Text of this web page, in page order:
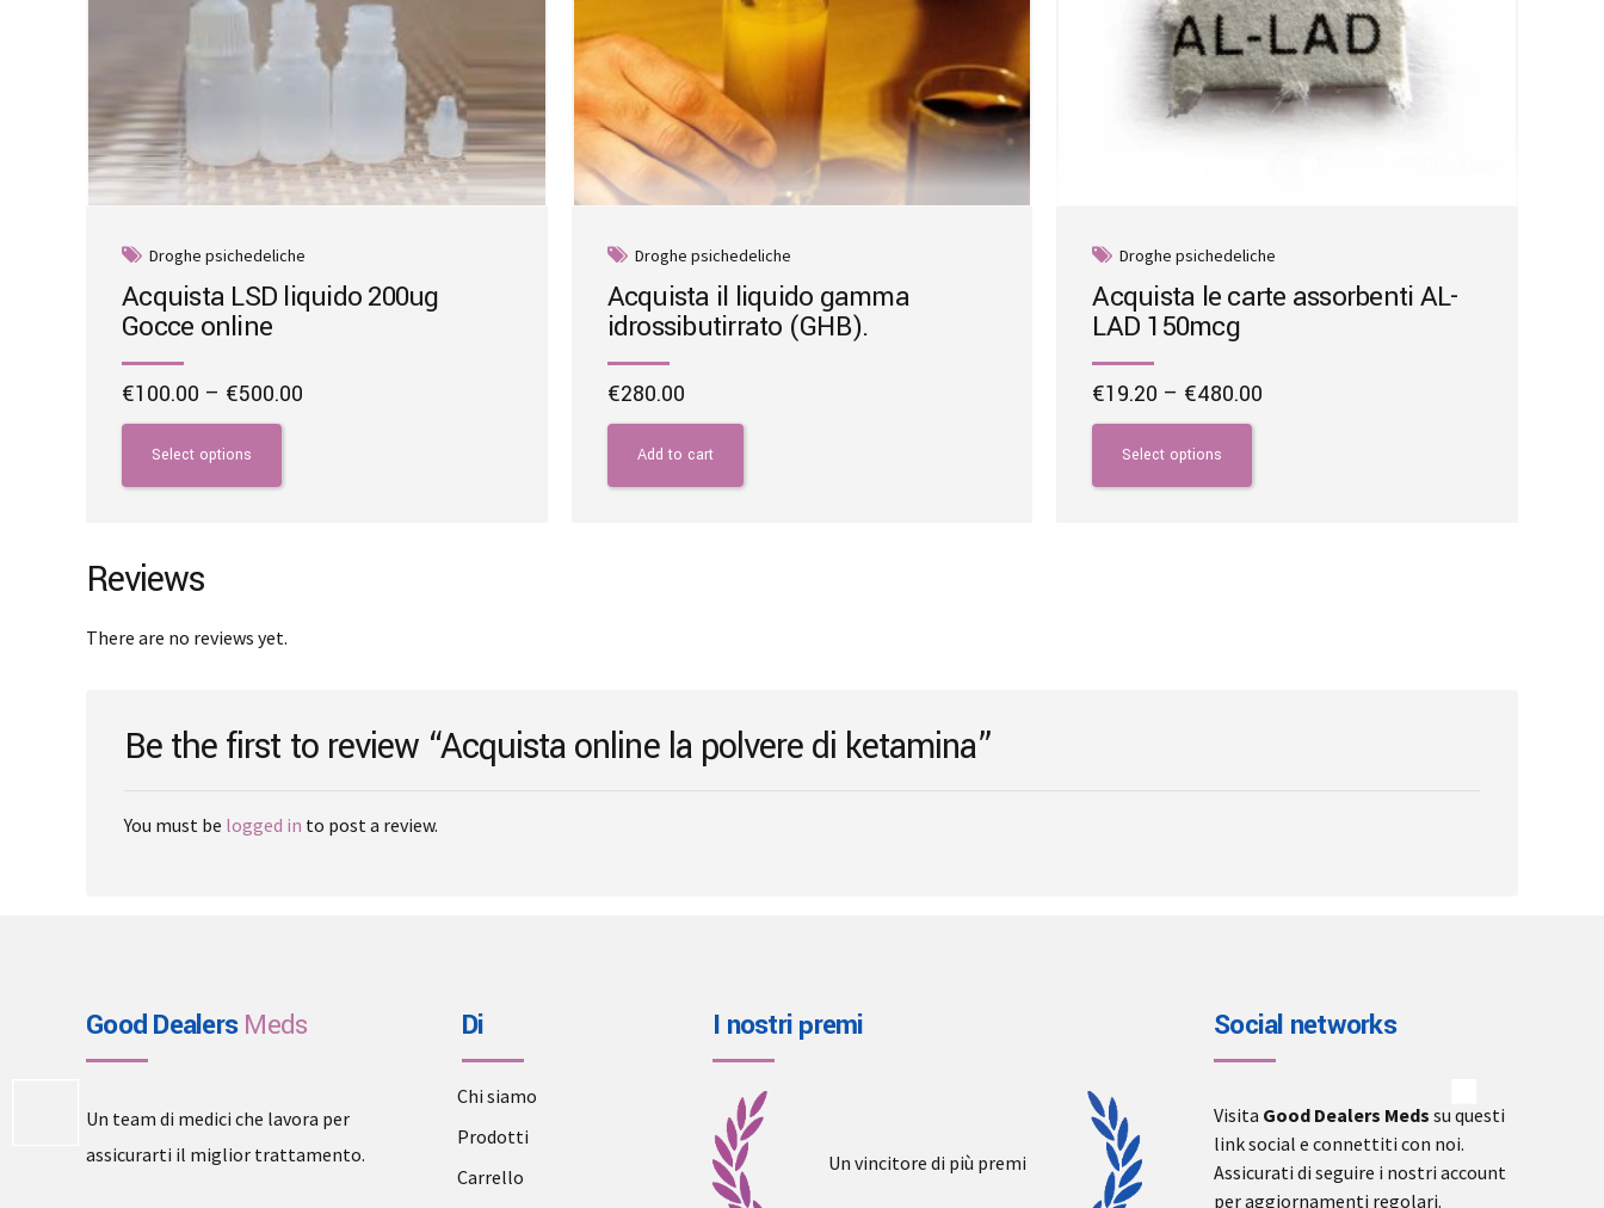
Droghe psichedeliche
Acquista LSD liquido 200ug
Gocce online
€100.00 – €500.00
Select options
This
product
has
The
options
be
the
product
Droghe psichedeliche
Acquista il liquido gamma
idrossibutirrato (GHB).
€280.00
Add to cart
Droghe psichedeliche
Acquista le carte assorbenti AL-
LAD 150mcg
€19.20 – €480.00
Select options
This
product
has
Reviews
There are no reviews yet.
Be the first to review “Acquista online la polvere di ketamina”
You must be logged in to post a review.
Good DealersMeds
Un team di medici che lavora per
assicurarti il miglior trattamento.
Di
Chi siamo
Prodotti
Carrello
I nostri premi
Un vincitore di più premi
Social networks
Visita Good Dealers Meds su questi
link social e connettiti con noi.
Assicurati di seguire i nostri account
per aggiornamenti regolari.